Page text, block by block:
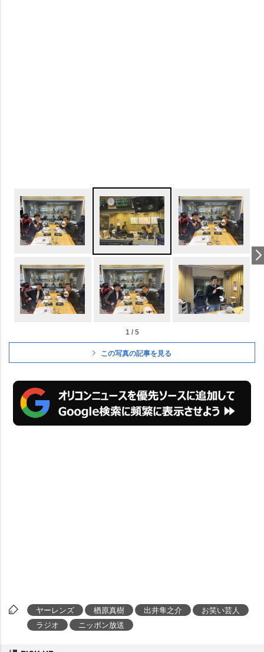
1 / 5
この写真の記事を見る
ヤーレンズ 楢原真樹 出井隼之介
お笑い芸人
ラジオ
ニッポン放送